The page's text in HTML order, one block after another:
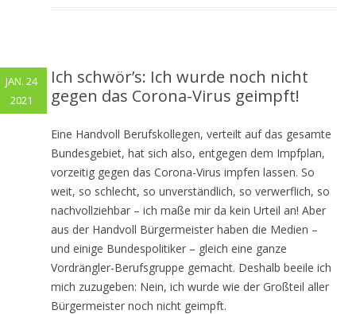
Ich schwör’s: Ich wurde noch nicht
gegen das Corona-Virus geimpft!
Eine Handvoll Berufskollegen, verteilt auf das gesamte
Bundesgebiet, hat sich also, entgegen dem Impfplan,
vorzeitig gegen das Corona-Virus impfen lassen. So
weit, so schlecht, so unverständlich, so verwerflich, so
nachvollziehbar – ich maße mir da kein Urteil an! Aber
aus der Handvoll Bürgermeister haben die Medien –
und einige Bundespolitiker – gleich eine ganze
Vordrängler-Berufsgruppe gemacht. Deshalb beeile ich
mich zuzugeben: Nein, ich wurde wie der Großteil aller
Bürgermeister noch nicht geimpft.
JAN. 24
2021